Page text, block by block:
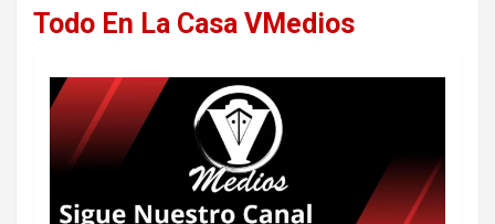
Todo En La Casa VMedios